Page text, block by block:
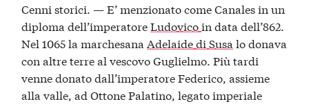
Cenni storici. — E’ menzionato come Canales in un
diploma dell’imperatoreLudovicoin data dell’862.
Nel 1065 la marchesanaAdelaide di Susa lo donava
con altre terre al vescovo Guglielmo. Più tardi
venne donato dall’imperatore Federico, assieme
alla valle, ad Ottone Palatino, legato imperiale